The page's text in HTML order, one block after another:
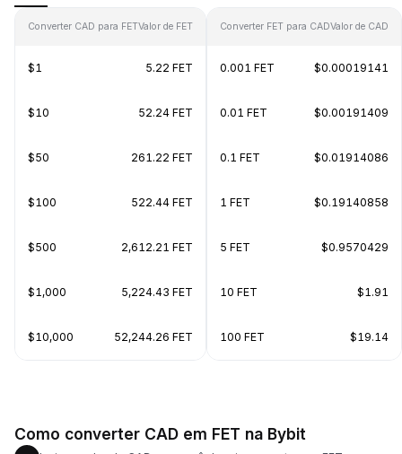
Converter CAD para FETValor de FET
$1 5.22 FET
$10 52.24 FET
$50 261.22 FET
$100 522.44 FET
$500 2,612.21 FET
$1,000 5,224.43 FET
$10,000 52,244.26 FET
Converter FET para CADValor de CAD
0.001 FET $0.00019141
0.01 FET $0.00191409
0.1 FET $0.01914086
1 FET $0.19140858
5 FET $0.9570429
10 FET $1.91
100 FET $19.14
Como converter CAD em FET na Bybit